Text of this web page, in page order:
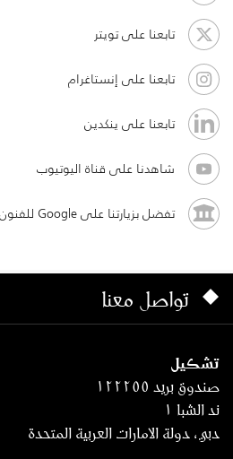
تابعنا على تويتر
تابعنا على إنستاغرام
تابعنا على ينكدين
شاهدنا على قناة اليوتيوب
تفضل بزيارتنا على Google للفنون والثقافة
تواصل معنا
تشكيل
صندوق بريد ١٢٢٢٥٥
ند الشبا ١
دبي، دولة الامارات العربية المتحدة